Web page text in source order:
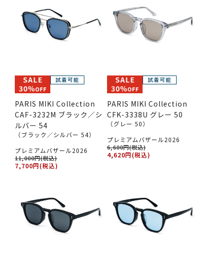
PARIS MIKI Collection
CAF-3232M ブラック／シ
ルバー 54
（ブラック／シルバー 54）
プレミアムバザール2026
11,000円(税込)
7,700円(税込)
PARIS MIKI Collection
CFK-3338U グレー 50
（グレー 50）
プレミアムバザール2026
6,600円(税込)
4,620円(税込)